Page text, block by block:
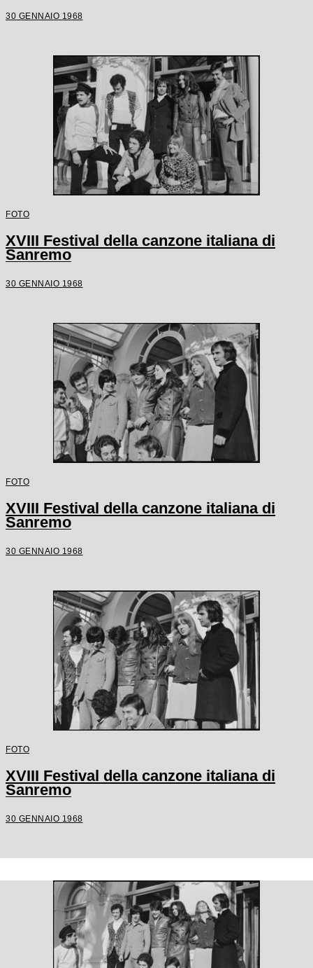
30 GENNAIO 1968
FOTO
XVIII Festival della canzone italiana di
Sanremo
30 GENNAIO 1968
FOTO
XVIII Festival della canzone italiana di
Sanremo
30 GENNAIO 1968
FOTO
XVIII Festival della canzone italiana di
Sanremo
30 GENNAIO 1968